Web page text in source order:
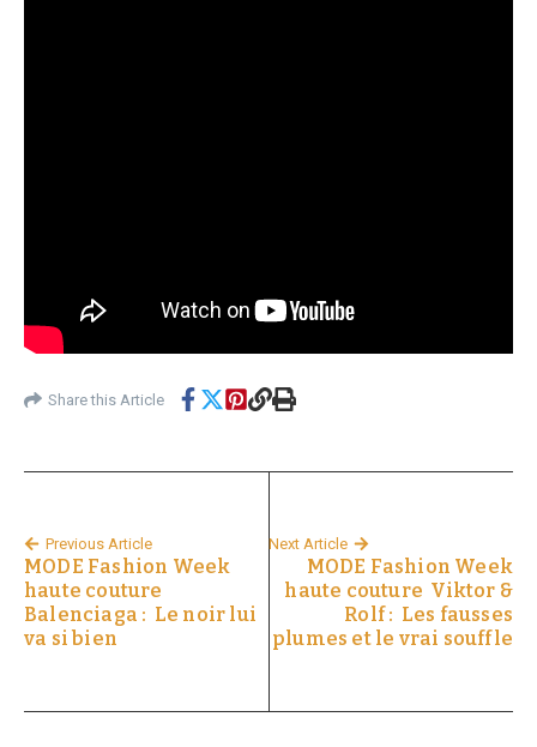
Share this Article
Previous Article
MODE Fashion Week
haute couture
Balenciaga : Le noir lui
va si bien
Next Article
MODE Fashion Week
haute couture Viktor &
Rolf : Les fausses
plumes et le vrai souffle